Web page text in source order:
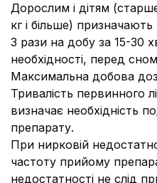
Дорослим і дітям
кг і більше)
3 рази на добу за 15-30
необхідності, перед
Максимальна добова
Тривалість первинного
визначає необхідність
препарату.
При нирковій
частоту прийому
недостатності не слід